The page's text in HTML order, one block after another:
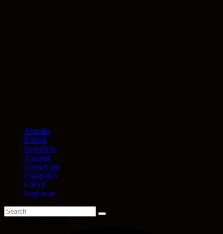
Aktuális
Rólunk
Vezetőség
Tagjaink
Események
Utánpótlás
Galéria
Kapcsolat